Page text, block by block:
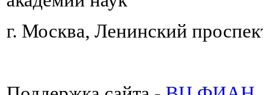
г. Москва, Ленинский